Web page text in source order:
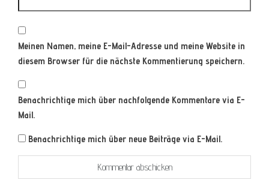
Meinen Namen, meine E-Mail-Adresse und meine Website in
diesem Browser für die nächste Kommentierung speichern.
Benachrichtige mich über nachfolgende Kommentare via E-
Mail.
Benachrichtige mich über neue Beiträge via E-Mail.